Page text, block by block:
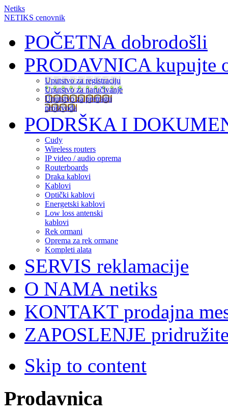
Netiks
NETIKS cenovnik
POČETNA dobrodošli
PRODAVNICAkupujte
Uputstvo za registraciju
Uputstvo za naručivanje
Uputstvo za pretragu
proizvoda
PODRŠKA I
Cudy
Wireless routers
IP video / audio oprema
Routerboards
Draka kablovi
Kablovi
Optički kablovi
Energetski kablovi
Low loss antenski
kablovi
Rek ormani
Oprema za rek ormane
Kompleti alata
SERVIS reklamacije
O NAMA netiks
KONTAKT prodajna
ZAPOSLENJE
Skip to content
Prodavnica